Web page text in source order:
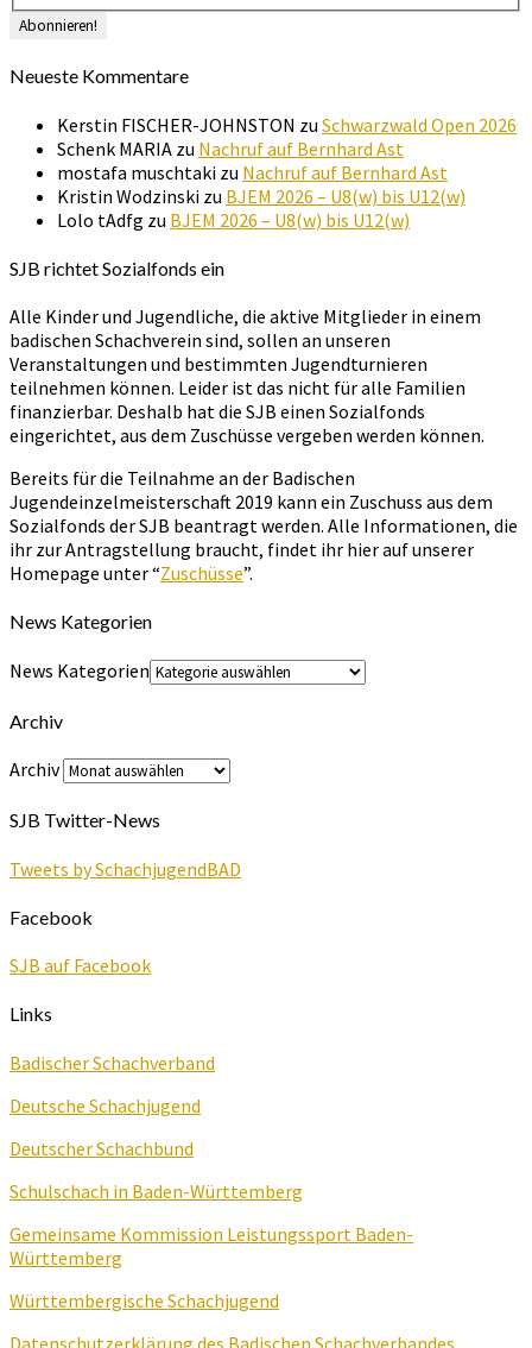
Neueste Kommentare
Kerstin FISCHER-JOHNSTON zu Schwarzwald Open 2026
Schenk MARIA zu Nachruf auf Bernhard Ast
mostafa muschtaki zu Nachruf auf Bernhard Ast
Kristin Wodzinski zu BJEM 2026 – U8(w) bis U12(w)
Lolo tAdfg zu BJEM 2026 – U8(w) bis U12(w)
SJB richtet Sozialfonds ein
Alle Kinder und Jugendliche, die aktive Mitglieder in einem
badischen Schachverein sind, sollen an unseren
Veranstaltungen und bestimmten Jugendturnieren
teilnehmen können. Leider ist das nicht für alle Familien
finanzierbar. Deshalb hat die SJB einen Sozialfonds
eingerichtet, aus dem Zuschüsse vergeben werden können.
Bereits für die Teilnahme an der Badischen
Jugendeinzelmeisterschaft 2019 kann ein Zuschuss aus dem
Sozialfonds der SJB beantragt werden. Alle Informationen, die
ihr zur Antragstellung braucht, findet ihr hier auf unserer
Homepage unter “Zuschüsse”.
News Kategorien
News Kategorien
Archiv
Archiv
SJB Twitter-News
Tweets by SchachjugendBAD
Facebook
SJB auf Facebook
Links
Badischer Schachverband
Deutsche Schachjugend
Deutscher Schachbund
Schulschach in Baden-Württemberg
Gemeinsame Kommission Leistungssport Baden-
Württemberg
Württembergische Schachjugend
Datenschutzerklärung des Badischen Schachverbandes